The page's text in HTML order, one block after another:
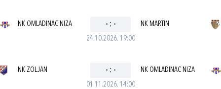
24.10.2026. 19:00
NK OMLADINAC NIZA - : - NK MARTIN
01.11.2026. 14:00
NK ZOLJAN - : - NK OMLADINAC NIZA